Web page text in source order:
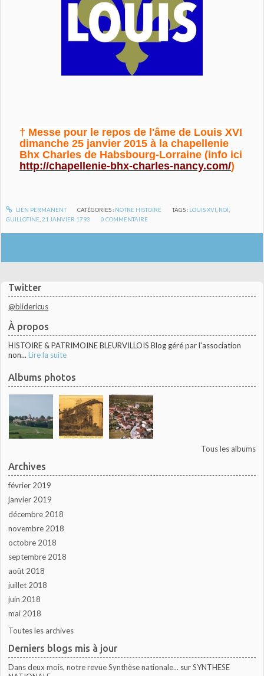
Twitter
@blidericus
À propos
HISTOIRE & PATRIMOINE BLEURVILLOIS Blog géré par l'association
non... Lire la suite
Albums photos
Tous les albums
Archives
février 2019
janvier 2019
décembre 2018
novembre 2018
octobre 2018
septembre 2018
août 2018
juillet 2018
juin 2018
mai 2018
Toutes les archives
Derniers blogs mis à jour
Dans deux mois, notre revue Synthèse nationale... surSYNTHESE
† Messe pour le repos de l'âme de Louis XVI
dimanche 25 janvier 2015 à la chapellenie
Bhx Charles de Habsbourg-Lorraine (info ici
http://chapellenie-bhx-charles-nancy.com/)
LIEN PERMANENT CATÉGORIES : NOTRE HISTOIRE TAGS : LOUIS XVI ROI
GUILLOTINE ,21 JANVIER 1793 0 COMMENTAIRE